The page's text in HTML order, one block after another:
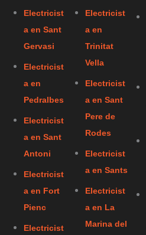
Electricist
a en Sant
Gervasi
Electricist
a en
Pedralbes
Electricist
a en Sant
Antoni
Electricist
a en Fort
Pienc
Electricist
Electricist
a en
Trinitat
Vella
Electricist
a en Sant
Pere de
Rodes
Electricist
a en Sants
Electricist
a en La
Marina del